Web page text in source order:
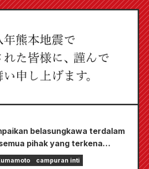
belasungkawa terdalam
pihak yang terkena
Bumi Kumamoto 2026.
campuran inti